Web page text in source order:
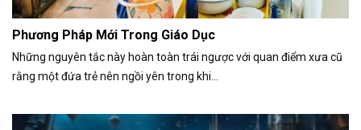
Phương Pháp Mới Trong Giáo Dục
Những nguyên tắc này hoàn toàn trái ngược với quan điểm xưa cũ
rằng một đứa trẻ nên ngồi yên trong khi...